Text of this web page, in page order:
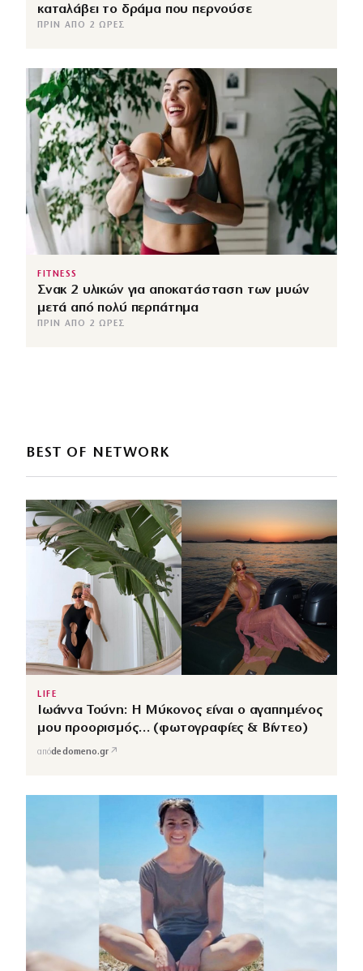
καταλάβει το δράμα που περνούσε
ΠΡΙΝ ΑΠΌ 2 ΏΡΕΣ
FITNESS
Σνακ 2 υλικών για αποκατάσταση των μυών
μετά από πολύ περπάτημα
ΠΡΙΝ ΑΠΌ 2 ΏΡΕΣ
BEST OF NETWORK
LIFE
Ιωάννα Τούνη: Η Μύκονος είναι ο αγαπημένος
μου προορισμός… (φωτογραφίες & Βίντεο)
απόdedomeno.gr ↗